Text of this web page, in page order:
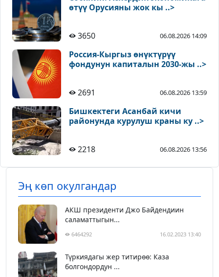
өтүү Орусияны жок кы ..>
3650 06.08.2026 14:09
Россия-Кыргыз өнүктүрүү
фондунун капиталын 2030-жы ..>
2691 06.08.2026 13:59
Бишкектеги Асанбай кичи
районунда курулуш краны ку ..>
2218 06.08.2026 13:56
Эң көп окулгандар
АКШ президенти Джо Байдендиин
саламаттыгын...
6464292 16.02.2023 13:40
Түркиядагы жер титирөө: Каза
болгондордун ...